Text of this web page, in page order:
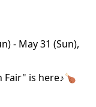
- May 31 (Sun),
Fair" is here♪🍗